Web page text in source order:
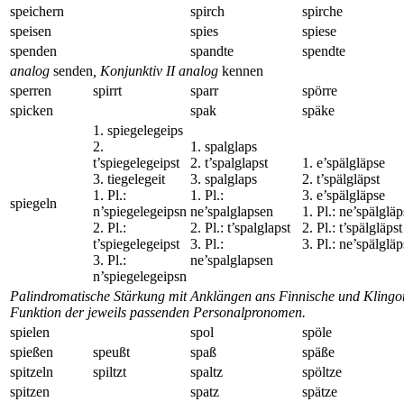
speichern
spirch
spirche
speisen
spies
spiese
spenden
spandte
spendte
analog senden , Konjunktiv II analog kennen
sperren
spirrt sparr
spörre
spicken
spak späke
spiegeln
1. spiegelegeips
2.
t’spiegelegeipst
3. tiegelegeit
1. Pl.:
n’spiegelegeipsn
2. Pl.:
t’spiegelegeipst
3. Pl.:
n’spiegelegeipsn
1. spalglaps
2. t’spalglapst
3. spalglaps
1. Pl.:
ne’spalglapsen
2. Pl.: t’spalglapst
3. Pl.:
ne’spalglapsen
1. e’spälgläpse
2. t’spälgläpst
3. e’spälgläpse
1. Pl.:
2. Pl.: t’spälgläpst
3. Pl.:
Palindromatische Stärkung mit Anklängen ans Finnische und
Funktion der jeweils passenden Personalpronomen.
spielen
spol
spöle
spießen
speußt spaß
späße
spitzeln
spiltzt spaltz
spöltze
spitzen
spatz
spätze